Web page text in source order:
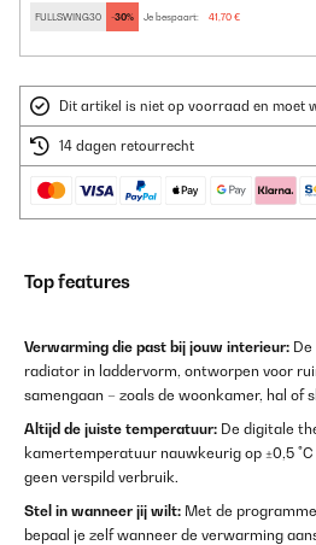
FULLSWING30 -30% Je bespaart: 41,70 €
Dit artikel is niet op voorraad en moet
14 dagen retourrecht
Top features
Verwarming die past bij jouw interieur:
radiator in laddervorm, ontworpen voor
samengaan – zoals de woonkamer, hal of
Altijd de juiste temperatuur: De digitale
kamertemperatuur nauwkeurig op ±0,5
geen verspild verbruik.
Stel in wanneer jij wilt: Met de
bepaal je zelf wanneer de verwarming